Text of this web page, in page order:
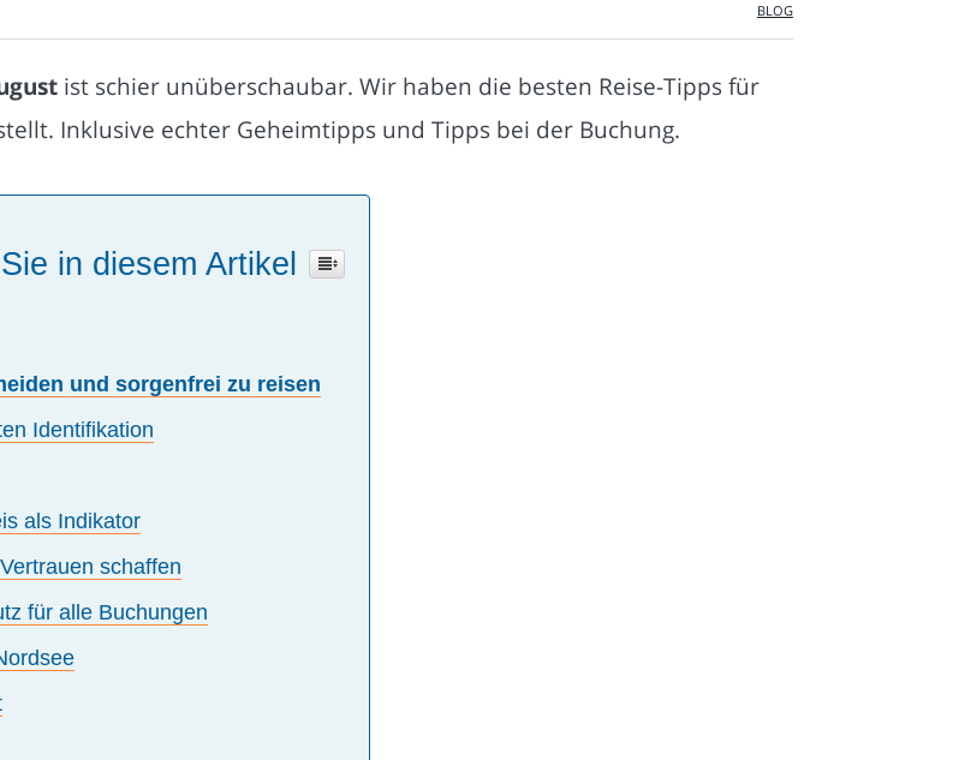
BLOG
ist schier unüberschaubar. Wir haben die besten Reise-Tipps für
Inklusive echter Geheimtipps und Tipps bei der Buchung.
in diesem Artikel
und sorgenfrei zu reisen
Identifikation
als Indikator
schaffen
für alle Buchungen